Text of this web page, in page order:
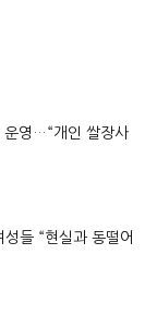
운영…“개인 쌀장사
들 “현실과 동떨어